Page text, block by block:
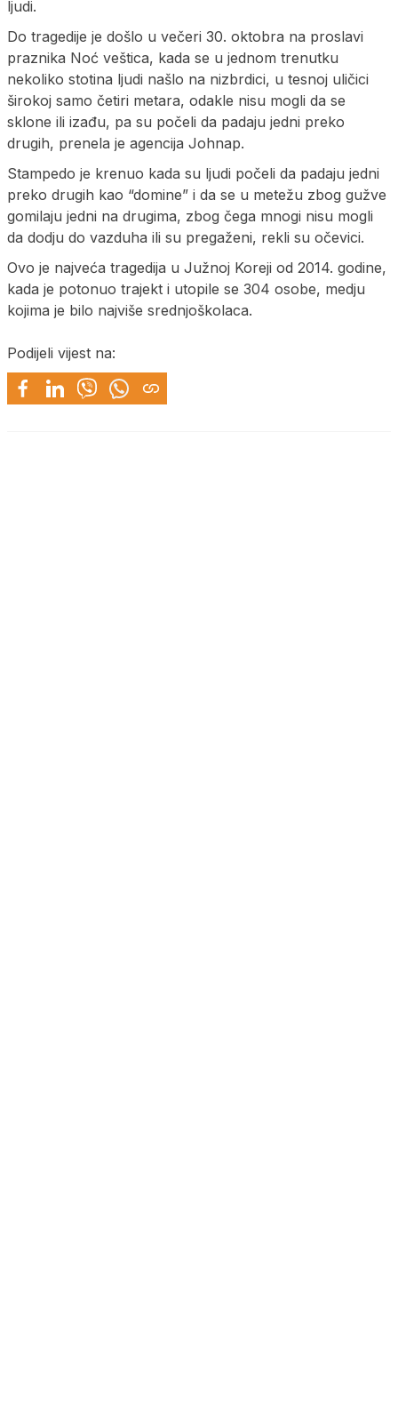
ljudi.
Do tragedije je došlo u večeri 30. oktobra na proslavi
praznika Noć veštica, kada se u jednom trenutku
nekoliko stotina ljudi našlo na nizbrdici, u tesnoj uličici
širokoj samo četiri metara, odakle nisu mogli da se
sklone ili izađu, pa su počeli da padaju jedni preko
drugih, prenela je agencija Johnap.
Stampedo je krenuo kada su ljudi počeli da padaju jedni
preko drugih kao “domine” i da se u metežu zbog gužve
gomilaju jedni na drugima, zbog čega mnogi nisu mogli
da dodju do vazduha ili su pregaženi, rekli su očevici.
Ovo je najveća tragedija u Južnoj Koreji od 2014. godine,
kada je potonuo trajekt i utopile se 304 osobe, medju
kojima je bilo najviše srednjoškolaca.
Podijeli vijest na: